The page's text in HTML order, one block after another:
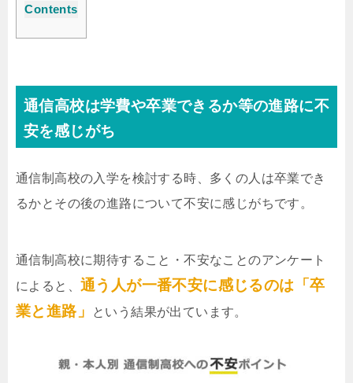
Contents
通信高校は学費や卒業できるか等の進路に不
安を感じがち
通信制高校の入学を検討する時、多くの人は卒業でき
るかとその後の進路について不安に感じがちです。
通信制高校に期待すること・不安なことのアンケート
によると、 通う人が一番不安に感じるのは「卒
業と進路」
という結果が出ています。